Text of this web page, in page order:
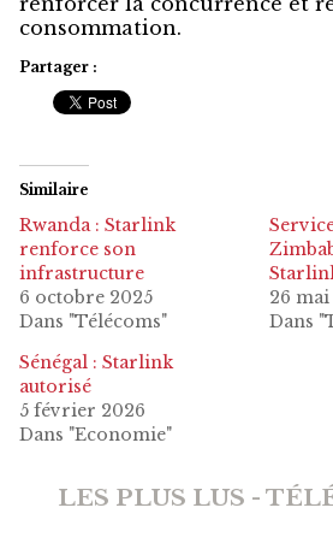
consommation.
Partager :
Similaire
Rwanda : Starlink
renforce son
infrastructure
6 octobre 2025
Dans "Télécoms"
26
Dans
Sénégal : Starlink
autorisé
5 février 2026
Dans "Economie"
LES PLUS LUS -